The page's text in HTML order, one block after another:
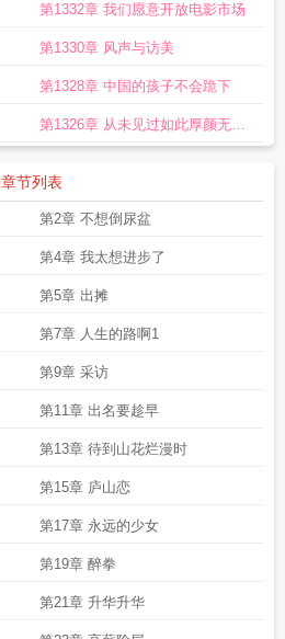
第1332章 我们愿意开放电影市场
第1330章 风声与访美
第1328章 中国的孩子不会跪下
第1326章 从未见过如此厚颜无耻
章节列表
第2章 不想倒尿盆
第4章 我太想进步了
第5章 出摊
第7章 人生的路啊1
第9章 采访
第11章 出名要趁早
第13章 待到山花烂漫时
第15章 庐山恋
第17章 永远的少女
第19章 醉拳
第21章 升华升华